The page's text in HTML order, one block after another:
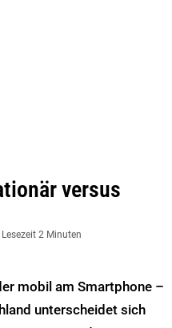
versus
Lesezeit 2 Minuten
mobil am Smartphone –
unterscheidet sich